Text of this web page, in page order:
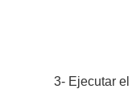
3- Ejecutar el